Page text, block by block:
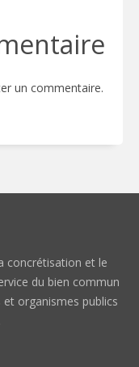
un commentaire.
concrétisation et le
du bien commun
organismes publics